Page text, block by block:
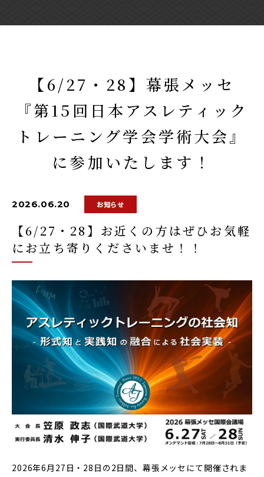
【6/27・28】幕張メッセ
『第15回日本アスレティック
トレーニング学会学術大会』
に参加いたします！
2026.06.20 お知らせ
【6/27・28】お近くの方はぜひお気軽
にお立ち寄りくださいませ！！
2026年6月27日・28日の2日間、幕張メッセにて開催されま